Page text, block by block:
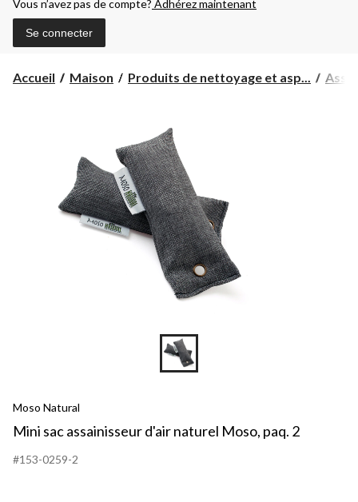
Vous n’avez pas de compte? Adhérez maintenant
Se connecter
Accueil Maison Produits de nettoyage et asp...
Moso Natural
Mini sac assainisseur d'air naturel Moso, paq. 2
#153-0259-2